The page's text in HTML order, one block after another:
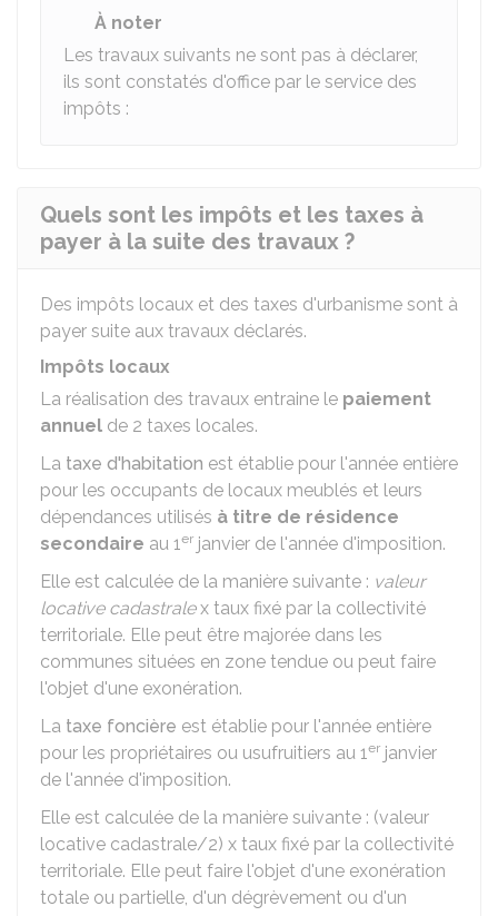
À noter
Les travaux suivants ne sont pas à déclarer,
ils sont constatés d'office par le service des
impôts :
Quels sont les impôts et les taxes à
payer à la suite des travaux ?
Des impôts locaux et des taxes d'urbanisme sont à
payer suite aux travaux déclarés.
Impôts locaux
La réalisation des travaux entraine le paiement
annuel de 2 taxes locales.
La taxe d'habitation est établie pour l'année entière
pour les occupants de locaux meublés et leurs
dépendances utilisés à titre de résidence
secondaire au 1er janvier de l'année d'imposition.
Elle est calculée de la manière suivante : valeur
locative cadastralex taux fixé par la collectivité
territoriale. Elle peut être majorée dans les
communes situées en zone tendue ou peut faire
l'objet d'une exonération.
La taxe foncière est établie pour l'année entière
pour les propriétaires ou usufruitiers au 1er janvier
de l'année d'imposition.
Elle est calculée de la manière suivante : (valeur
locative cadastrale/2) x taux fixé par la collectivité
territoriale. Elle peut faire l'objet d'une exonération
totale ou partielle, d'un dégrèvement ou d'un